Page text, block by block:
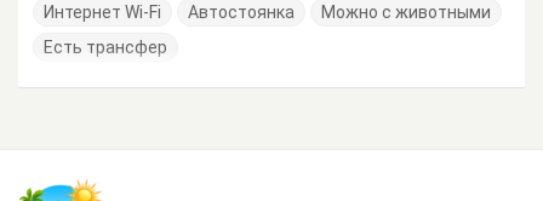
Интернет Wi-Fi Автостоянка
Можно с животными
Есть трансфер